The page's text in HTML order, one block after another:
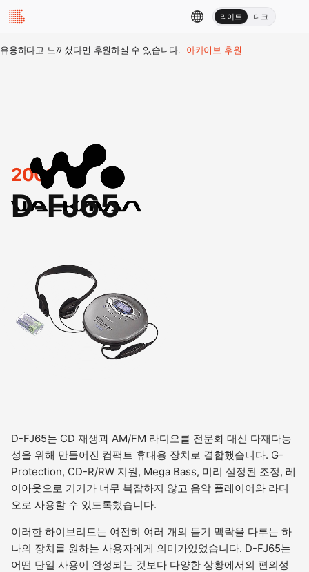
라이트 다크
유용하다고 느끼셨다면 후원하실 수 있습니다. 아카이브 후원
2001
D-FJ65
D-FJ65는 CD 재생과 AM/FM 라디오를 전문화 대신 다재다능
성을 위해 만들어진 컴팩트 휴대용 장치로 결합했습니다. G-
Protection, CD-R/RW 지원, Mega Bass, 미리 설정된 조정, 레
이아웃으로 기기가 너무 복잡하지 않고 음악 플레이어와 라디
오로 사용할 수 있도록했습니다.
이러한 하이브리드는 여전히 여러 개의 듣기 맥락을 다루는 하
나의 장치를 원하는 사용자에게 의미가있었습니다. D-FJ65는
어떤 단일 사용이 완성되는 것보다 다양한 상황에서의 편의성